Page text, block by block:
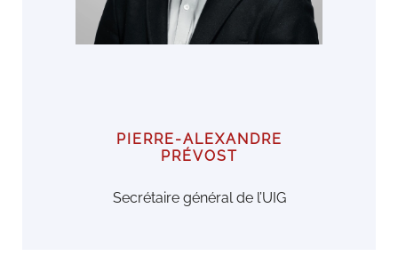
PIERRE-ALEXANDRE
PRÉVOST
Secrétaire général de l’UIG